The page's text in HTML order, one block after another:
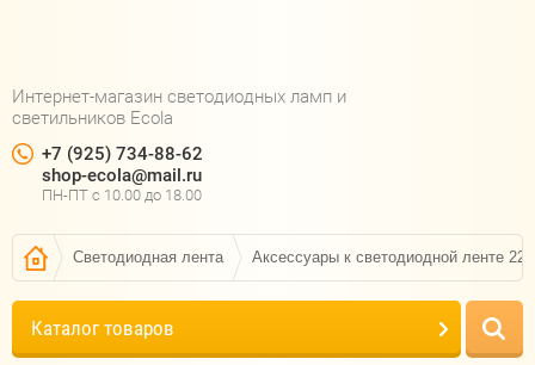
Интернет-магазин светодиодных ламп и
светильников Ecola
+7 (925) 734-88-62
shop-ecola@mail.ru
ПН-ПТ c 10.00 до 18.00
Светодиодная лента Аксессуары к светодиодной ленте
Каталог товаров